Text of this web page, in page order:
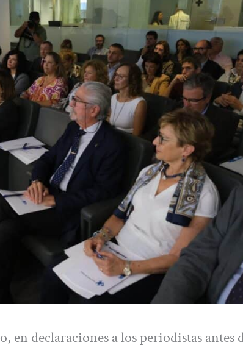
en declaraciones a los periodistas antes